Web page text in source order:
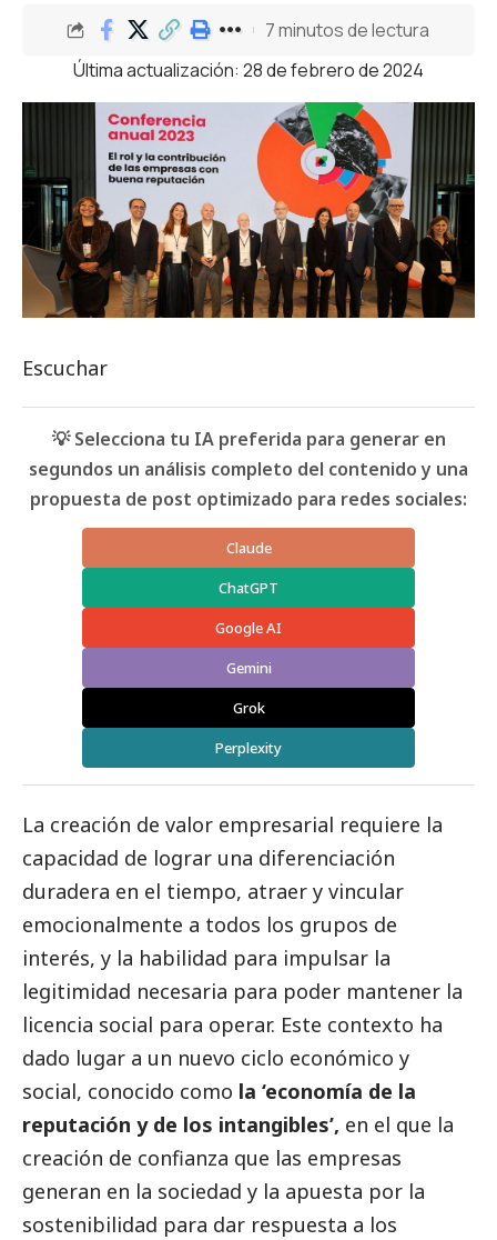
Última actualización: 28 de febrero de 2024
7 minutos de lectura
Escuchar
💡 Selecciona tu IA preferida para generar en
segundos un análisis completo del contenido y una
propuesta de post optimizado para redes sociales:
Claude
ChatGPT
Google AI
Gemini
Grok
Perplexity
La creación de valor empresarial requiere la
capacidad de lograr una diferenciación
duradera en el tiempo, atraer y vincular
emocionalmente a todos los grupos de
interés, y la habilidad para impulsar la
legitimidad necesaria para poder mantener la
licencia social para operar. Este contexto ha
dado lugar a un nuevo ciclo económico y
social, conocido como la ‘economía de la
reputación y de los intangibles’, en el que la
creación de confianza que las empresas
generan en la sociedad y la apuesta por la
sostenibilidad para dar respuesta a los